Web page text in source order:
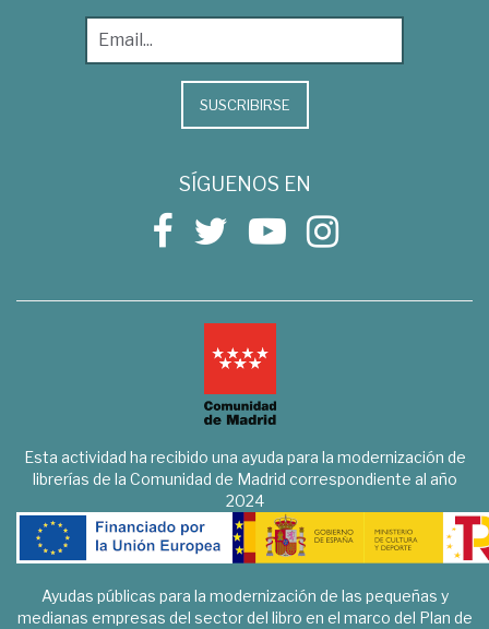
SUSCRIBIRSE
SÍGUENOS EN
Esta actividad ha recibido una ayuda para la modernización de
librerías de la Comunidad de Madrid correspondiente al año
2024
Ayudas públicas para la modernización de las pequeñas y
medianas empresas del sector del libro en el marco del Plan de